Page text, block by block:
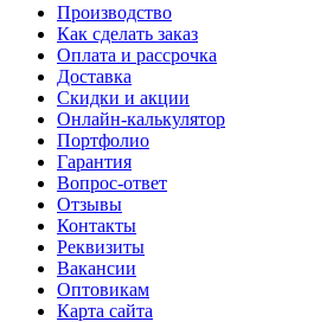
Производство
Как сделать заказ
Оплата и рассрочка
Доставка
Скидки и акции
Онлайн-калькулятор
Портфолио
Гарантия
Вопрос-ответ
Отзывы
Контакты
Реквизиты
Вакансии
Оптовикам
Карта сайта